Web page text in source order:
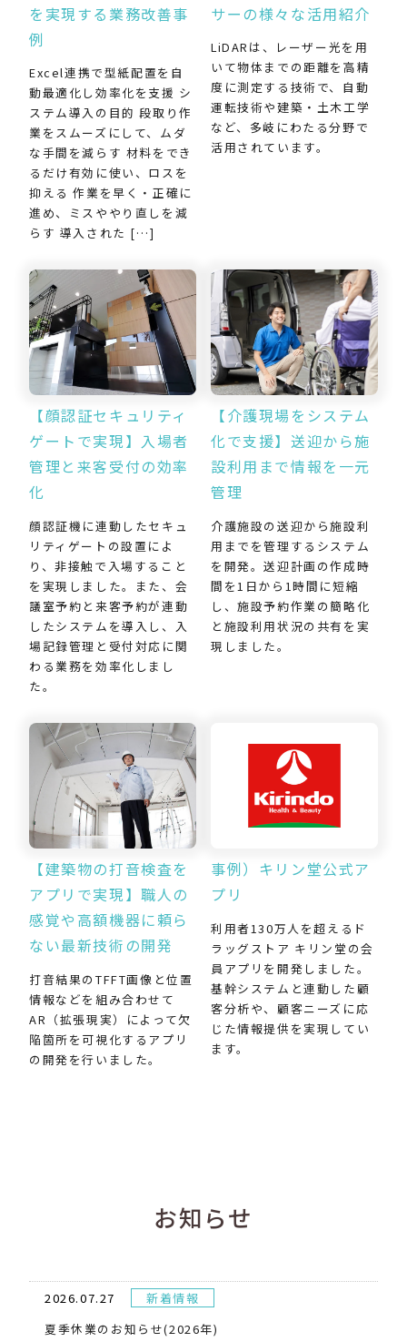
を実現する業務改善事
例
Excel連携で型紙配置を自
動最適化し効率化を支援 シ
ステム導入の目的 段取り作
業をスムーズにして、ムダ
な手間を減らす 材料をでき
るだけ有効に使い、ロスを
抑える 作業を早く・正確に
進め、ミスややり直しを減
らす 導入された […]
サーの様々な活用紹介
LiDARは、レーザー光を用
いて物体までの距離を高精
度に測定する技術で、自動
運転技術や建築・土木工学
など、多岐にわたる分野で
活用されています。
【顔認証セキュリティ
ゲートで実現】入場者
管理と来客受付の効率
化
顔認証機に連動したセキュ
リティゲートの設置によ
り、非接触で入場すること
を実現しました。また、会
議室予約と来客予約が連動
したシステムを導入し、入
場記録管理と受付対応に関
わる業務を効率化しまし
た。
【介護現場をシステム
化で支援】送迎から施
設利用まで情報を一元
管理
介護施設の送迎から施設利
用までを管理するシステム
を開発。送迎計画の作成時
間を1日から1時間に短縮
し、施設予約作業の簡略化
と施設利用状況の共有を実
現しました。
【建築物の打音検査を
アプリで実現】職人の
感覚や高額機器に頼ら
ない最新技術の開発
打音結果のTFFT画像と位置
情報などを組み合わせて
AR（拡張現実）によって欠
陥箇所を可視化するアプリ
の開発を行いました。
事例）キリン堂公式ア
プリ
利用者130万人を超えるド
ラッグストア キリン堂の会
員アプリを開発しました。
基幹システムと連動した顧
客分析や、顧客ニーズに応
じた情報提供を実現してい
ます。
お知らせ
2026.07.27
新着情報
夏季休業のお知らせ(2026年)